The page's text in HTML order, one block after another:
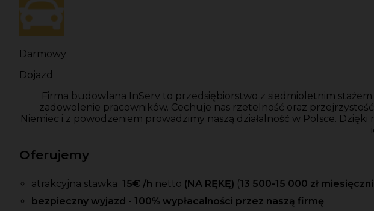
Darmowy
Dojazd
Firma budowlana InServ to przedsiębiorstwo z siedmioletnim
zadowolenie pracowników. Cechuje nas rzetelność oraz
Niemiec i z powodzeniem prowadzimy naszą działalność w Polsce.
Oferujemy
atrakcyjna stawka 15€ /h netto (NA RĘKĘ) (13 500-15 000 zł
bezpieczny wyjazd - 100% wypłacalności przez naszą firmę